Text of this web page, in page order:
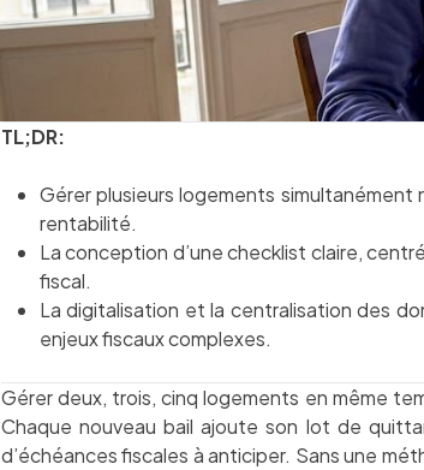
TL;DR:
Gérer plusieurs logements
rentabilité.
La conception d’une checklist claire,
fiscal.
La digitalisation et la centralisation des
enjeux fiscaux complexes.
Gérer deux, trois, cinq logements en même
Chaque nouveau bail ajoute son lot de
d’échéances fiscales à anticiper. Sans une